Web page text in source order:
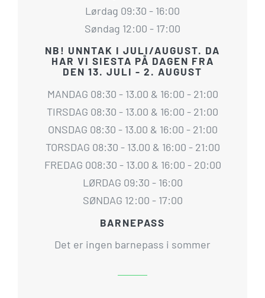
Lørdag 09:30 - 16:00
Søndag 12:00 - 17:00
NB! UNNTAK I JULI/AUGUST. DA
HAR VI SIESTA PÅ DAGEN FRA
DEN 13. JULI - 2. AUGUST
MANDAG 08:30 - 13.00 & 16:00 - 21:00
TIRSDAG 08:30 - 13.00 & 16:00 - 21:00
ONSDAG 08:30 - 13.00 & 16:00 - 21:00
TORSDAG 08:30 - 13.00 & 16:00 - 21:00
FREDAG 008:30 - 13.00 & 16:00 - 20:00
LØRDAG 09:30 - 16:00
SØNDAG 12:00 - 17:00
BARNEPASS
Det er ingen barnepass i sommer